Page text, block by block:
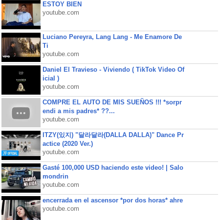
ESTOY BIEN
youtube.com
Luciano Pereyra, Lang Lang - Me Enamore De
Ti
youtube.com
Daniel El Travieso - Viviendo ( TikTok Video Of
icial )
youtube.com
COMPRE EL AUTO DE MIS SUEÑOS !!! *sorpr
endi a mis padres* ??...
youtube.com
ITZY(있지) "달라달라(DALLA DALLA)" Dance Pr
actice (2020 Ver.)
youtube.com
Gasté 100,000 USD haciendo este video! | Salo
mondrin
youtube.com
encerrada en el ascensor *por dos horas* ahre
youtube.com